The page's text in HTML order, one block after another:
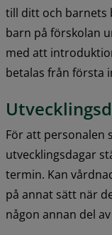
till ditt och barnets
barn på förskolan
med att
betalas från första
För att personalen
utvecklingsdagar
termin. Kan
på annat sätt när
någon annan del